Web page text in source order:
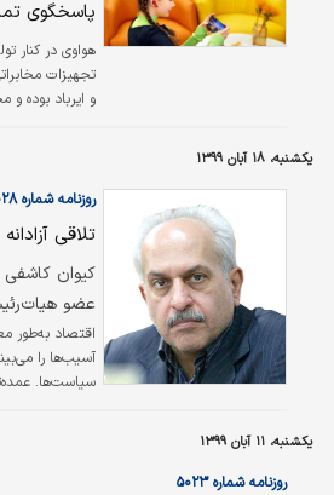
پاسخگوی
هواوی در کنار
تجهیزات
و ایرباد بوده
یکشنبه، ۱۸ آبان ۱۳۹۹
روزنامه شماره ۵۰۲۸
تلاقی
کیوان کاشفی
عضو
اقتصاد به‌طور
آسیب‌ها را
سیاست‌ها.
یکشنبه، ۱۱ آبان ۱۳۹۹
روزنامه شماره ۵۰۲۳